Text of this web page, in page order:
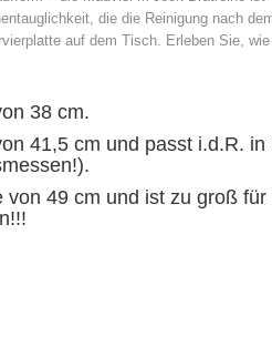
die die Reinigung nach
auf dem Tisch. Erleben Sie,
38 cm.
41,5 cm und passt i.d.R. in
49 cm und ist zu groß